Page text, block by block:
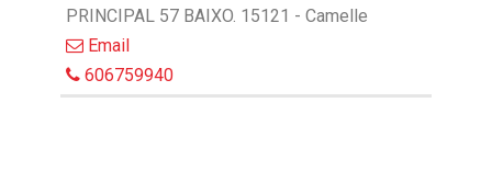
PRINCIPAL 57 BAIXO. 15121 - Camelle
Email
606759940